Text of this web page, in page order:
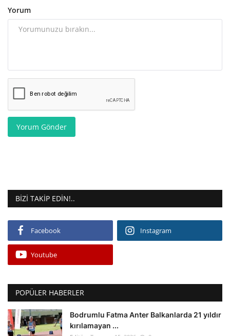
Yorum
Yorum Gönder
BIZI TAKIP EDIN!..
Facebook Instagram
Youtube
POPÜLER HABERLER
Bodrumlu Fatma Anter Balkanlarda 21 yıldır
kırılamayan ...